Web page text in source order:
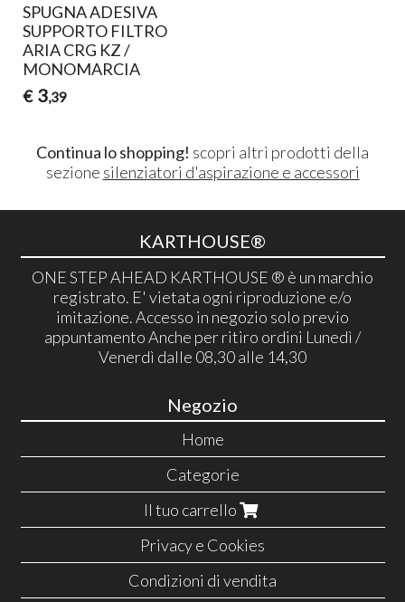
SPUGNA ADESIVA
SUPPORTO FILTRO
ARIA CRG KZ /
MONOMARCIA
€ 3,39
Continua lo shopping! scopri altri prodotti della
sezione silenziatori d'aspirazione e accessori
KARTHOUSE®
ONE STEP AHEAD KARTHOUSE ® è un marchio
registrato. E' vietata ogni riproduzione e/o
imitazione. Accesso in negozio solo previo
appuntamento Anche per ritiro ordini Lunedì /
Venerdì dalle 08,30 alle 14,30
Negozio
Home
Categorie
Il tuo carrello
Privacy e Cookies
Condizioni di vendita